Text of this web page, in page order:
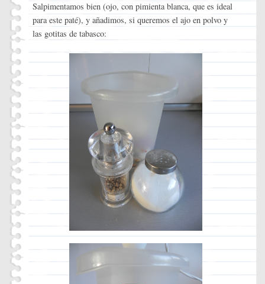
Salpimentamos bien (ojo, con pimienta blanca, que es ideal
para este paté), y añadimos, si queremos el ajo en polvo y
las gotitas de tabasco: